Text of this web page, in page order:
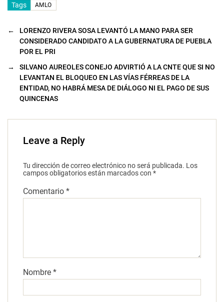
Tags AMLO
←
LORENZO RIVERA SOSA LEVANTÓ LA MANO PARA SER
CONSIDERADO CANDIDATO A LA GUBERNATURA DE PUEBLA
POR EL PRI
→
SILVANO AUREOLES CONEJO ADVIRTIÓ A LA CNTE QUE SI NO
LEVANTAN EL BLOQUEO EN LAS VÍAS FÉRREAS DE LA
ENTIDAD, NO HABRÁ MESA DE DIÁLOGO NI EL PAGO DE SUS
QUINCENAS
Leave a Reply
Tu dirección de correo electrónico no será publicada. Los
campos obligatorios están marcados con *
Comentario *
Nombre *